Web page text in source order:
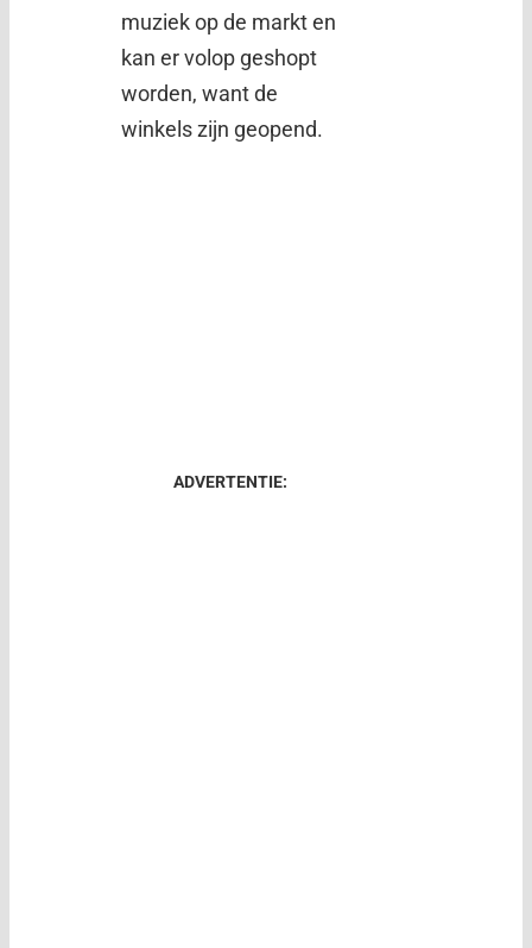
muziek op de markt en
kan er volop geshopt
worden, want de
winkels zijn geopend.
ADVERTENTIE: